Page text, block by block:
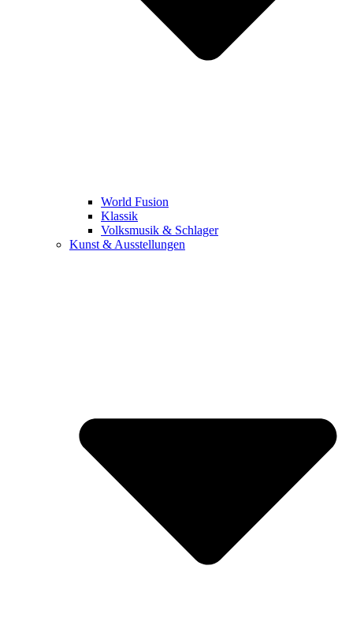
World Fusion
Klassik
Volksmusik & Schlager
Kunst & Ausstellungen